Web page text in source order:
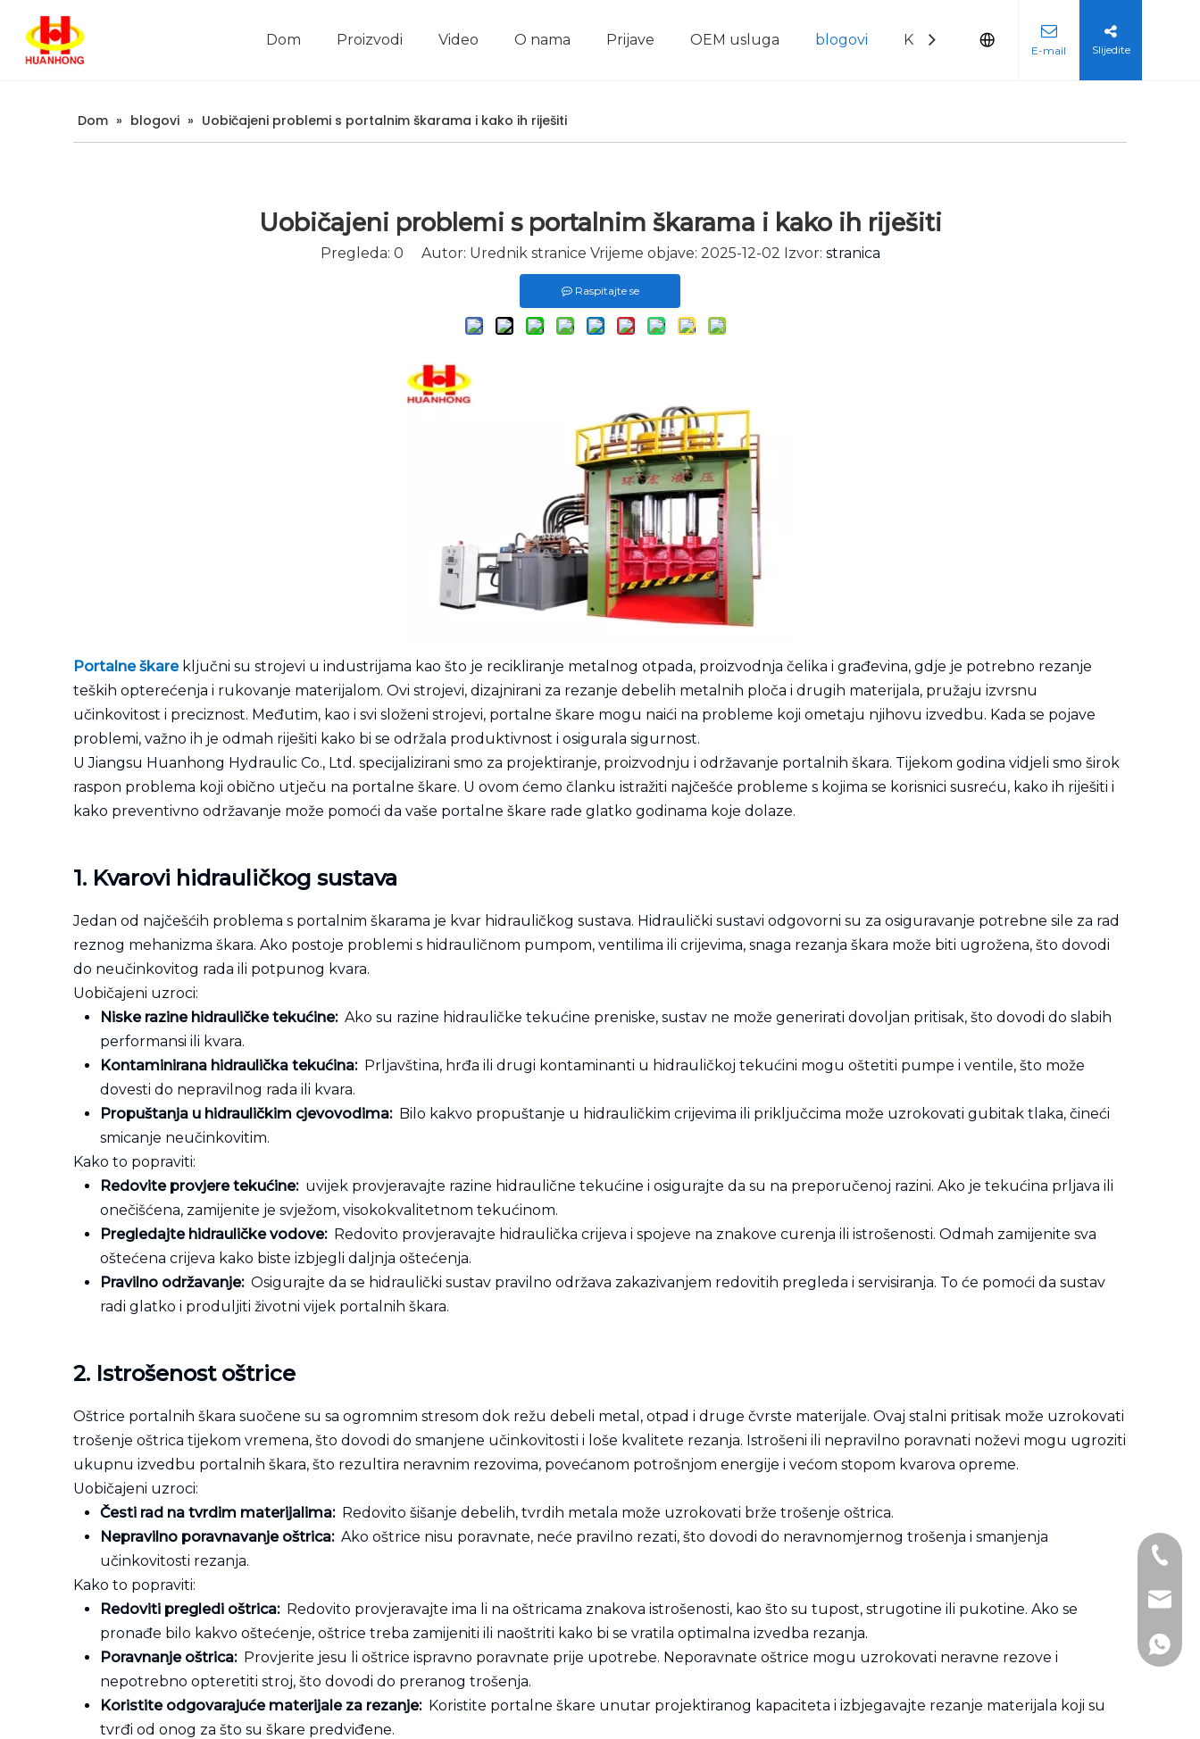
Dom Proizvodi Video O nama Prijave OEM usluga blogovi Kontaktirajte nas
E-mail Slijedite
Dom » blogovi » Uobičajeni problemi s portalnim škarama i kako ih riješiti
Uobičajeni problemi s portalnim škarama i kako ih riješiti
Pregleda: 0 Autor: Urednik stranice Vrijeme objave: 2025-12-02 Izvor: stranica
Raspitajte se
Portalne škare ključni su strojevi u industrijama kao što je recikliranje metalnog otpada, proizvodnja čelika i građevina, gdje je potrebno rezanje
teških opterećenja i rukovanje materijalom. Ovi strojevi, dizajnirani za rezanje debelih metalnih ploča i drugih materijala, pružaju izvrsnu
učinkovitost i preciznost. Međutim, kao i svi složeni strojevi, portalne škare mogu naići na probleme koji ometaju njihovu izvedbu. Kada se pojave
problemi, važno ih je odmah riješiti kako bi se održala produktivnost i osigurala sigurnost.
U Jiangsu Huanhong Hydraulic Co., Ltd. specijalizirani smo za projektiranje, proizvodnju i održavanje portalnih škara. Tijekom godina vidjeli smo širok
raspon problema koji obično utječu na portalne škare. U ovom ćemo članku istražiti najčešće probleme s kojima se korisnici susreću, kako ih riješiti i
kako preventivno održavanje može pomoći da vaše portalne škare rade glatko godinama koje dolaze.
1. Kvarovi hidrauličkog sustava
Jedan od najčešćih problema s portalnim škarama je kvar hidrauličkog sustava. Hidraulički sustavi odgovorni su za osiguravanje potrebne sile za rad
reznog mehanizma škara. Ako postoje problemi s hidrauličnom pumpom, ventilima ili crijevima, snaga rezanja škara može biti ugrožena, što dovodi
do neučinkovitog rada ili potpunog kvara.
Uobičajeni uzroci:
Niske razine hidrauličke tekućine: Ako su razine hidrauličke tekućine preniske, sustav ne može generirati dovoljan pritisak, što dovodi do slabih
performansi ili kvara.
Kontaminirana hidraulička tekućina: Prljavština, hrđa ili drugi kontaminanti u hidrauličkoj tekućini mogu oštetiti pumpe i ventile, što može
dovesti do nepravilnog rada ili kvara.
Propuštanja u hidrauličkim cjevovodima: Bilo kakvo propuštanje u hidrauličkim crijevima ili priključcima može uzrokovati gubitak tlaka, čineći
smicanje neučinkovitim.
Kako to popraviti:
Redovite provjere tekućine: uvijek provjeravajte razine hidraulične tekućine i osigurajte da su na preporučenoj razini. Ako je tekućina prljava ili
onečišćena, zamijenite je svježom, visokokvalitetnom tekućinom.
Pregledajte hidrauličke vodove: Redovito provjeravajte hidraulička crijeva i spojeve na znakove curenja ili istrošenosti. Odmah zamijenite sva
oštećena crijeva kako biste izbjegli daljnja oštećenja.
Pravilno održavanje: Osigurajte da se hidraulički sustav pravilno održava zakazivanjem redovitih pregleda i servisiranja. To će pomoći da sustav
radi glatko i produljiti životni vijek portalnih škara.
2. Istrošenost oštrice
Oštrice portalnih škara suočene su sa ogromnim stresom dok režu debeli metal, otpad i druge čvrste materijale. Ovaj stalni pritisak može uzrokovati
trošenje oštrica tijekom vremena, što dovodi do smanjene učinkovitosti i loše kvalitete rezanja. Istrošeni ili nepravilno poravnati noževi mogu ugroziti
ukupnu izvedbu portalnih škara, što rezultira neravnim rezovima, povećanom potrošnjom energije i većom stopom kvarova opreme.
Uobičajeni uzroci:
Česti rad na tvrdim materijalima: Redovito šišanje debelih, tvrdih metala može uzrokovati brže trošenje oštrica.
Nepravilno poravnavanje oštrica: Ako oštrice nisu poravnate, neće pravilno rezati, što dovodi do neravnomjernog trošenja i smanjenja
učinkovitosti rezanja.
Kako to popraviti:
Redoviti pregledi oštrica: Redovito provjeravajte ima li na oštricama znakova istrošenosti, kao što su tupost, strugotine ili pukotine. Ako se
pronađe bilo kakvo oštećenje, oštrice treba zamijeniti ili naoštriti kako bi se vratila optimalna izvedba rezanja.
Poravnanje oštrica: Provjerite jesu li oštrice ispravno poravnate prije upotrebe. Neporavnate oštrice mogu uzrokovati neravne rezove i
nepotrebno opteretiti stroj, što dovodi do preranog trošenja.
Koristite odgovarajuće materijale za rezanje: Koristite portalne škare unutar projektiranog kapaciteta i izbjegavajte rezanje materijala koji su
tvrđi od onog za što su škare predviđene.
+86-
+86-
+86-